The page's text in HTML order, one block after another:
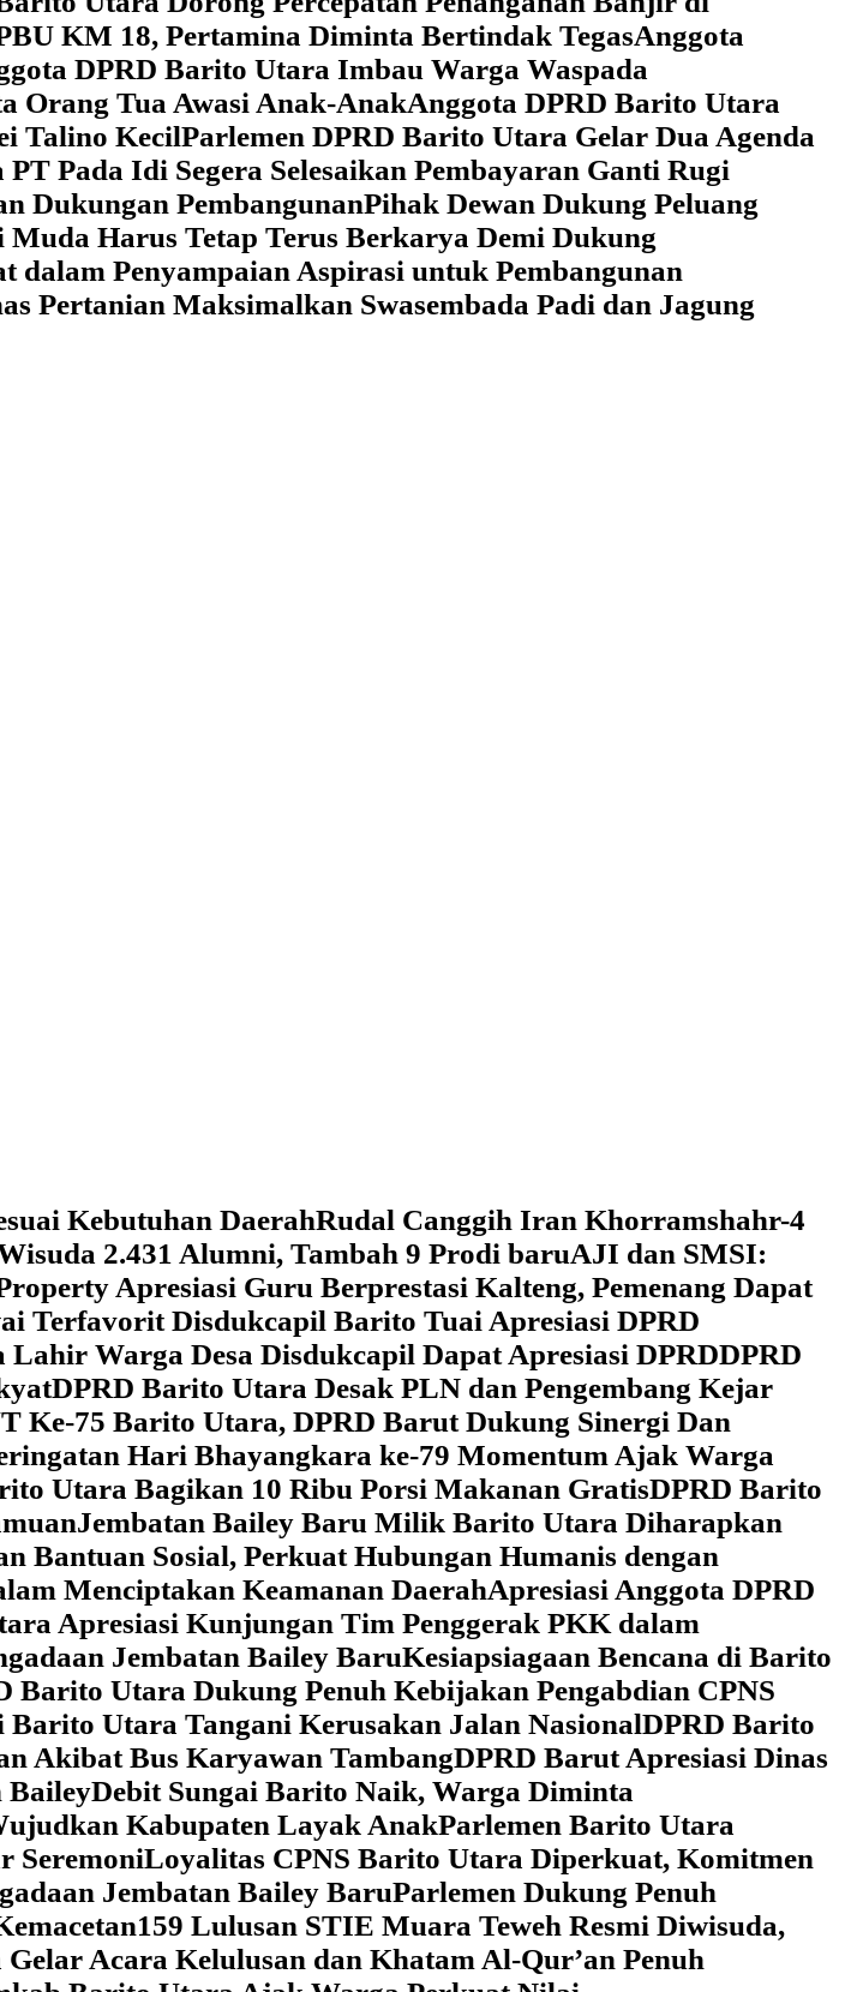
KM 18, Pertamina Diminta Bertindak TegasAnggota
DPRD Barito Utara Imbau Warga Waspada
Orang Tua Awasi Anak-AnakAnggota DPRD Barito Utara
Talino KecilParlemen DPRD Barito Utara Gelar Dua Agenda
Pada Idi Segera Selesaikan Pembayaran Ganti Rugi
Dukungan PembangunanPihak Dewan Dukung Peluang
Muda Harus Tetap Terus Berkarya Demi Dukung
Penyampaian Aspirasi untuk Pembangunan
Pertanian Maksimalkan Swasembada Padi dan Jagung
Kebutuhan DaerahRudal Canggih Iran Khorramshahr-4
2.431 Alumni, Tambah 9 Prodi baruAJI dan SMSI:
Apresiasi Guru Berprestasi Kalteng, Pemenang Dapat
Terfavorit Disdukcapil Barito Tuai Apresiasi DPRD
Warga Desa Disdukcapil Dapat Apresiasi DPRDDPRD
DPRD Barito Utara Desak PLN dan Pengembang Kejar
Ke-75 Barito Utara, DPRD Barut Dukung Sinergi Dan
Hari Bhayangkara ke-79 Momentum Ajak Warga
Utara Bagikan 10 Ribu Porsi Makanan GratisDPRD Barito
Jembatan Bailey Baru Milik Barito Utara Diharapkan
Bantuan Sosial, Perkuat Hubungan Humanis dengan
Menciptakan Keamanan DaerahApresiasi Anggota DPRD
Apresiasi Kunjungan Tim Penggerak PKK dalam
Jembatan Bailey BaruKesiapsiagaan Bencana di Barito
Barito Utara Dukung Penuh Kebijakan Pengabdian CPNS
Barito Utara Tangani Kerusakan Jalan NasionalDPRD Barito
Akibat Bus Karyawan TambangDPRD Barut Apresiasi Dinas
BaileyDebit Sungai Barito Naik, Warga Diminta
Kabupaten Layak AnakParlemen Barito Utara
SeremoniLoyalitas CPNS Barito Utara Diperkuat, Komitmen
Jembatan Bailey BaruParlemen Dukung Penuh
159 Lulusan STIE Muara Teweh Resmi Diwisuda,
Acara Kelulusan dan Khatam Al-Qur’an Penuh